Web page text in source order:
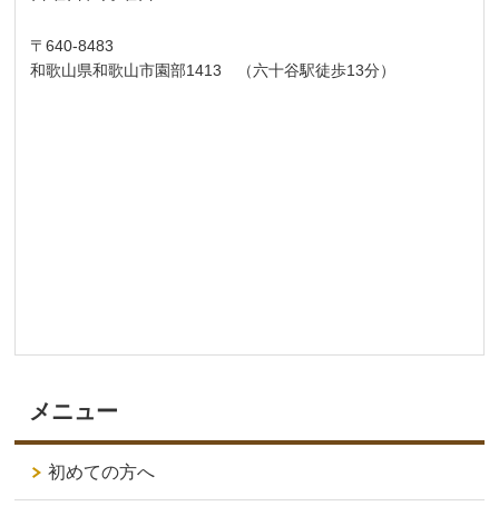
〒640-8483
和歌山県和歌山市園部1413 （六十谷駅徒歩13分）
メニュー
初めての方へ